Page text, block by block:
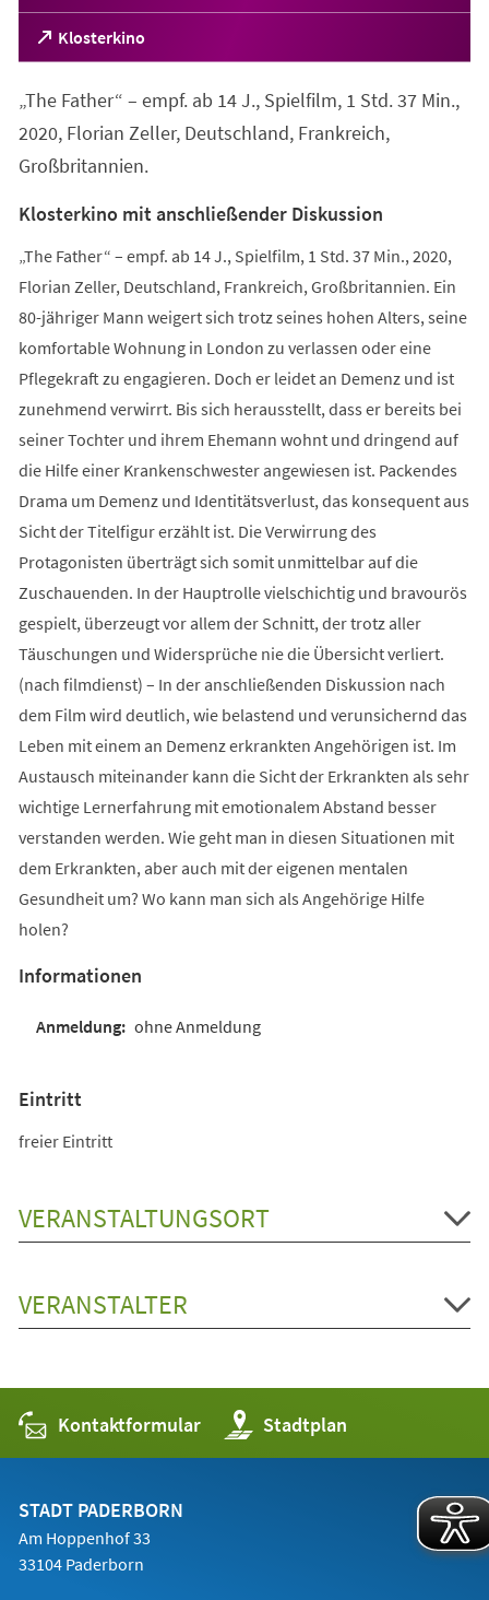
Klosterkino
(Öffnet
in
neuen
Tab)
„The Father“ – empf. ab 14 J., Spielfilm, 1 Std. 37 Min.,
2020, Florian Zeller, Deutschland, Frankreich,
Großbritannien.
Klosterkino mit anschließender Diskussion
„The Father“ – empf. ab 14 J., Spielfilm, 1 Std. 37 Min., 2020,
Florian Zeller, Deutschland, Frankreich, Großbritannien. Ein
80-jähriger Mann weigert sich trotz seines hohen Alters, seine
komfortable Wohnung in London zu verlassen oder eine
Pflegekraft zu engagieren. Doch er leidet an Demenz und ist
zunehmend verwirrt. Bis sich herausstellt, dass er bereits bei
seiner Tochter und ihrem Ehemann wohnt und dringend auf
die Hilfe einer Krankenschwester angewiesen ist. Packendes
Drama um Demenz und Identitätsverlust, das konsequent aus
Sicht der Titelfigur erzählt ist. Die Verwirrung des
Protagonisten überträgt sich somit unmittelbar auf die
Zuschauenden. In der Hauptrolle vielschichtig und bravourös
gespielt, überzeugt vor allem der Schnitt, der trotz aller
Täuschungen und Widersprüche nie die Übersicht verliert.
(nach filmdienst) – In der anschließenden Diskussion nach
dem Film wird deutlich, wie belastend und verunsichernd das
Leben mit einem an Demenz erkrankten Angehörigen ist. Im
Austausch miteinander kann die Sicht der Erkrankten als sehr
wichtige Lernerfahrung mit emotionalem Abstand besser
verstanden werden. Wie geht man in diesen Situationen mit
dem Erkrankten, aber auch mit der eigenen mentalen
Gesundheit um? Wo kann man sich als Angehörige Hilfe
holen?
Informationen
ohne Anmeldung
Eintritt
freier Eintritt
VERANSTALTUNGSORT
VERANSTALTER
Kontaktformular Stadtplan
(Öffnet
in
einem
STADT PADERBORN
Am Hoppenhof 33
33104 Paderborn